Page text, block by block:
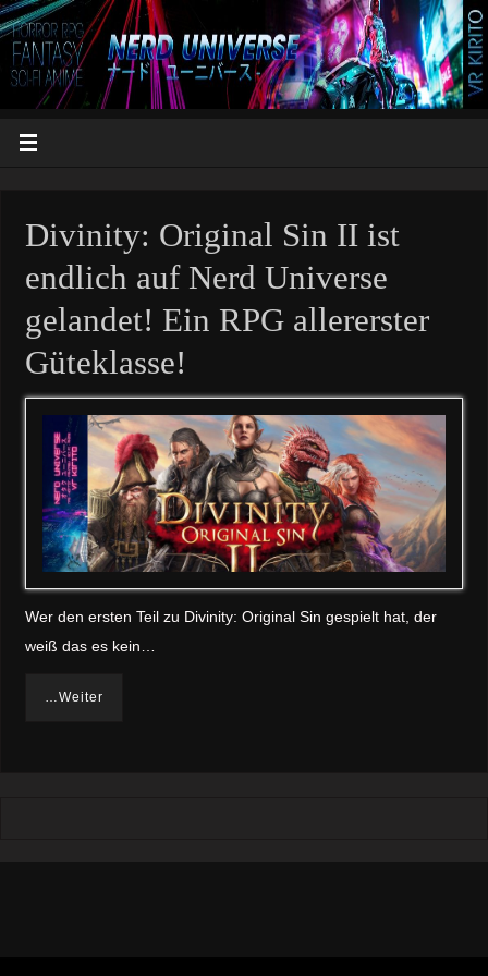
Divinity: Original Sin II ist
endlich auf Nerd Universe
gelandet! Ein RPG allererster
Güteklasse!
Wer den ersten Teil zu Divinity: Original Sin gespielt hat, der
weiß das es kein…
…Weiter